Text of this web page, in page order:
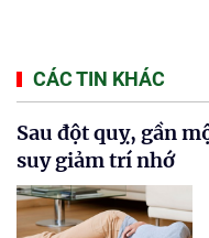
CÁC TIN KHÁC
Sau đột quỵ, gần
suy giảm trí nhớ